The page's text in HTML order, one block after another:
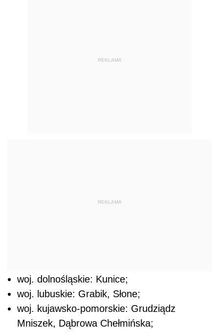
REKLAMA
REKLAMA
woj. dolnośląskie: Kunice;
woj. lubuskie: Grabik, Słone;
woj. kujawsko-pomorskie: Grudziądz
Mniszek, Dąbrowa Chełmińska;